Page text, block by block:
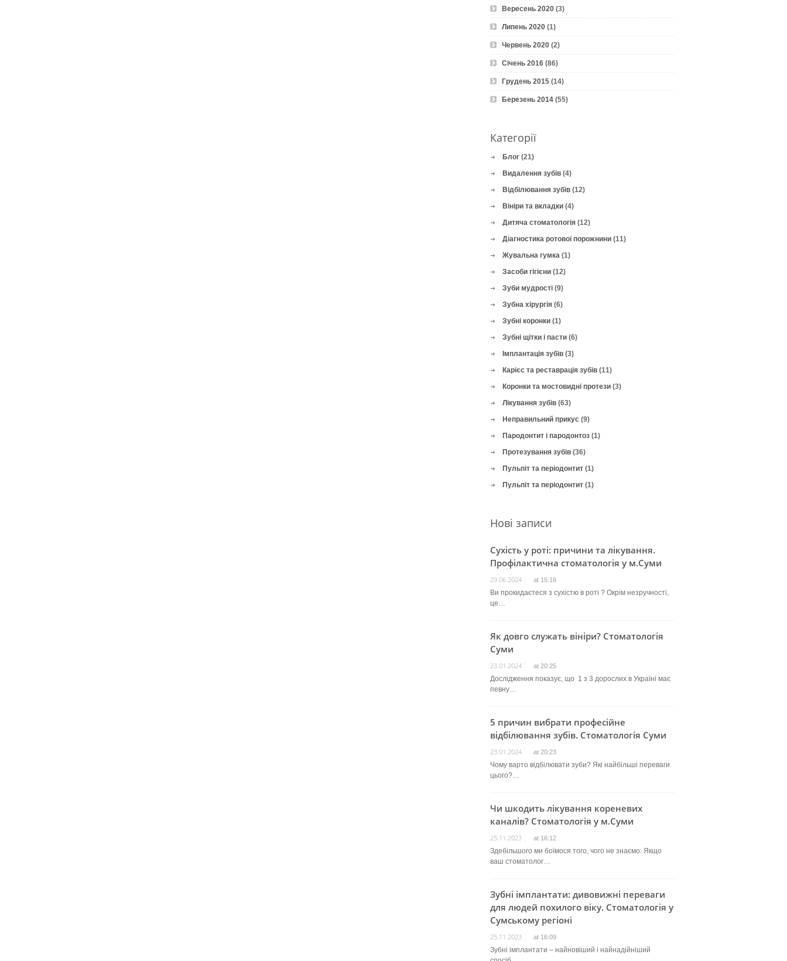
Вересень 2020 (3)
Липень 2020 (1)
Червень 2020 (2)
Січень 2016 (86)
Грудень 2015 (14)
Березень 2014 (55)
Категорії
Блог (21)
Видалення зубів (4)
Відбілювання зубів (12)
Вініри та вкладки (4)
Дитяча стоматологія (12)
Діагностика ротової порожнини (11)
Жувальна гумка (1)
Засоби гігієни (12)
Зуби мудрості (9)
Зубна хірургія (6)
Зубні коронки (1)
Зубні щітки і пасти (6)
Імплантація зубів (3)
Карієс та реставрація зубів (11)
Коронки та мостовидні протези (3)
Лікування зубів (63)
Неправильний прикус (9)
Пародонтит і пародонтоз (1)
Протезування зубів (36)
Пульпіт та періодонтит (1)
Пульпіт та періодонтит (1)
Нові записи
Сухість у роті: причини та лікування.
Профілактична стоматологія у м.Суми
29.06.2024 at 15:16
Ви прокидаєтеся з сухістю в роті ? Окрім незручності,
це…
Як довго служать вініри? Стоматологія
Суми
23.01.2024 at 20:25
Дослідження показує, що 1 з 3 дорослих в Україні має
певну…
5 причин вибрати професійне
відбілювання зубів. Стоматологія Суми
23.01.2024 at 20:23
Чому варто відбілювати зуби? Які найбільші переваги
цього?…
Чи шкодить лікування кореневих
каналів? Стоматологія у м.Суми
25.11.2023 at 16:12
Здебільшого ми боїмося того, чого не знаємо. Якщо
ваш стоматолог…
Зубні імплантати: дивовижні переваги
для людей похилого віку. Стоматологія у
Сумському регіоні
25.11.2023 at 16:09
Зубні імплантати – найновіший і найнадійніший